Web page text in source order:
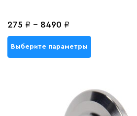
275 ₽ - 8490 ₽
Выберите параметры